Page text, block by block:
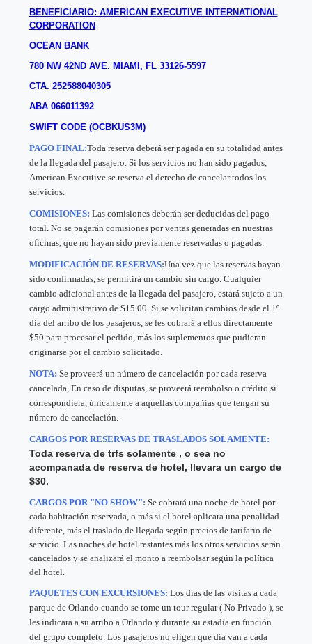
BENEFICIARIO: AMERICAN EXECUTIVE INTERNATIONAL
CORPORATION
OCEAN BANK
780 NW 42ND AVE. MIAMI, FL 33126-5597
CTA. 252588040305
ABA 066011392
SWIFT CODE (OCBKUS3M)
PAGO FINAL:Toda reserva deberá ser pagada en su totalidad antes
de la llegada del pasajero. Si los servicios no han sido pagados,
American Executive se reserva el derecho de cancelar todos los
servicios.
COMISIONES: Las comisiones deberán ser deducidas del pago
total. No se pagarán comisiones por ventas generadas en nuestras
oficinas, que no hayan sido previamente reservadas o pagadas.
MODIFICACIÓN DE RESERVAS:Una vez que las reservas hayan
sido confirmadas, se permitirá un cambio sin cargo. Cualquier
cambio adicional antes de la llegada del pasajero, estará sujeto a un
cargo administrativo de $15.00. Si se solicitan cambios desde el 1º
día del arribo de los pasajeros, se les cobrará a ellos directamente
$50 para procesar el pedido, más los suplementos que pudieran
originarse por el cambio solicitado.
NOTA: Se proveerá un número de cancelación por cada reserva
cancelada, En caso de disputas, se proveerá reembolso o crédito si
correspondiera, únicamente a aquellas compañías que tengan su
número de cancelación.
CARGOS POR RESERVAS DE TRASLADOS SOLAMENTE:
Toda reserva de trfs solamente , o sea no
acompanada de reserva de hotel, llevara un cargo de
$30.
CARGOS POR "NO SHOW": Se cobrará una noche de hotel por
cada habitación reservada, o más si el hotel aplicara una penalidad
diferente, más el traslado de llegada según precios de tarifario de
servicio. Las noches de hotel restantes más los otros servicios serán
cancelados y se analizará el monto a reembolsar según la política
del hotel.
PAQUETES CON EXCURSIONES: Los días de las visitas a cada
parque de Orlando cuando se tome un tour regular ( No Privado ), se
les indicara a su arribo a Orlando y durante su estadía en función
del grupo completo. Los pasajeros no eligen que día van a cada